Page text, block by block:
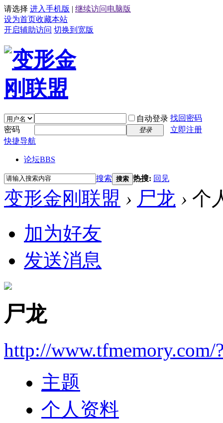
请选择 进入手机版 | 继续访问电脑版
设为首页收藏本站
开启辅助访问 切换到宽版
自动登录 找回密码
密码
登录
立即注册
快捷导航
论坛BBS
搜索 搜索 热搜: 回见
变形金刚联盟 › 尸龙 › 个
加为好友
发送消息
尸龙
http://www.tfmemory.com/
主题
个人资料